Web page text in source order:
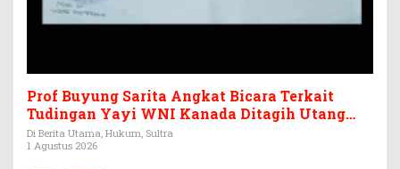
Prof Buyung Sarita Angkat Bicara Terkait
Tudingan Yayi WNI Kanada Ditagih Utang
Rp3,6 Miliar
Di Berita Utama, Hukum, Sultra
1 Agustus 2026